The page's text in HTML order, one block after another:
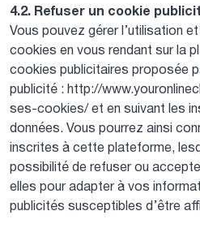
4.2. Refuser un cookie
Vous pouvez gérer l’utilisation
cookies en vous rendant sur la
cookies publicitaires proposée
publicité : http://
ses-cookies/ et en suivant les
données. Vous pourrez ainsi
inscrites à cette plateforme,
possibilité de refuser ou
elles pour adapter à vos
publicités susceptibles d’être